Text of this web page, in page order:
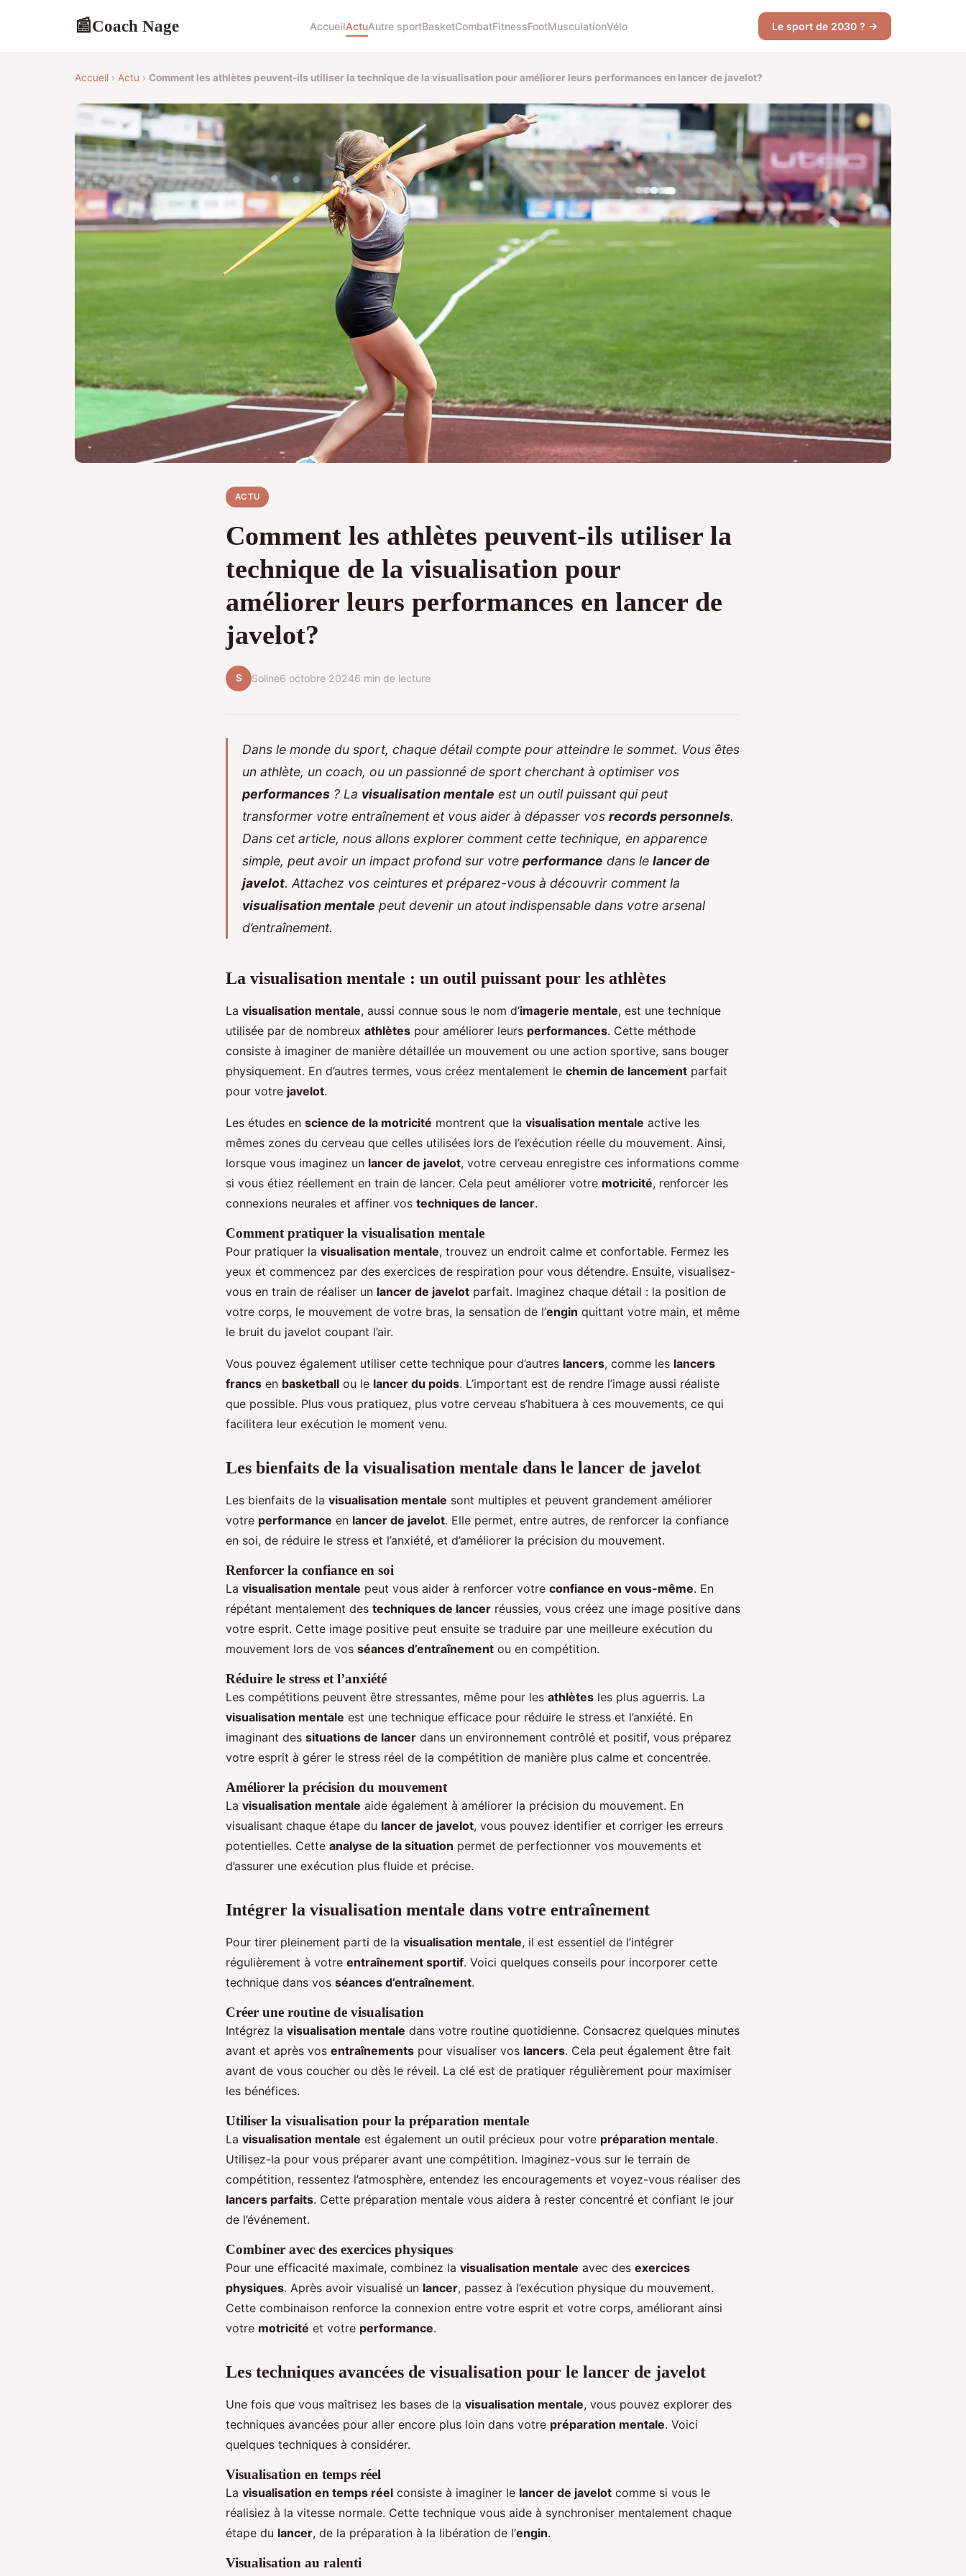
📰Coach Nage AccueilActuAutre sportBasketCombatFitnessFootMusculationVélo Le sport de 2030 ? →
Accueil › Actu › Comment les athlètes peuvent-ils utiliser la technique de la visualisation pour améliorer leurs performances en lancer de javelot?
ACTU
Comment les athlètes peuvent-ils utiliser la
technique de la visualisation pour
améliorer leurs performances en lancer de
javelot?
S Soline6 octobre 20246 min de lecture
Dans le monde du sport, chaque détail compte pour atteindre le sommet. Vous êtes
un athlète, un coach, ou un passionné de sport cherchant à optimiser vos
performances ? La visualisation mentale est un outil puissant qui peut
transformer votre entraînement et vous aider à dépasser vos records personnels.
Dans cet article, nous allons explorer comment cette technique, en apparence
simple, peut avoir un impact profond sur votre performance dans le lancer de
javelot. Attachez vos ceintures et préparez-vous à découvrir comment la
visualisation mentale peut devenir un atout indispensable dans votre arsenal
d’entraînement.
La visualisation mentale : un outil puissant pour les athlètes
La visualisation mentale, aussi connue sous le nom d’imagerie mentale, est une technique
utilisée par de nombreux athlètes pour améliorer leurs performances. Cette méthode
consiste à imaginer de manière détaillée un mouvement ou une action sportive, sans bouger
physiquement. En d’autres termes, vous créez mentalement le chemin de lancement parfait
pour votre javelot.
Les études en science de la motricité montrent que la visualisation mentale active les
mêmes zones du cerveau que celles utilisées lors de l’exécution réelle du mouvement. Ainsi,
lorsque vous imaginez un lancer de javelot, votre cerveau enregistre ces informations comme
si vous étiez réellement en train de lancer. Cela peut améliorer votre motricité, renforcer les
connexions neurales et affiner vos techniques de lancer.
Comment pratiquer la visualisation mentale
Pour pratiquer la visualisation mentale, trouvez un endroit calme et confortable. Fermez les
yeux et commencez par des exercices de respiration pour vous détendre. Ensuite, visualisez-
vous en train de réaliser un lancer de javelot parfait. Imaginez chaque détail : la position de
votre corps, le mouvement de votre bras, la sensation de l’engin quittant votre main, et même
le bruit du javelot coupant l’air.
Vous pouvez également utiliser cette technique pour d’autres lancers, comme les lancers
francs en basketball ou le lancer du poids. L’important est de rendre l’image aussi réaliste
que possible. Plus vous pratiquez, plus votre cerveau s’habituera à ces mouvements, ce qui
facilitera leur exécution le moment venu.
Les bienfaits de la visualisation mentale dans le lancer de javelot
Les bienfaits de la visualisation mentale sont multiples et peuvent grandement améliorer
votre performance en lancer de javelot. Elle permet, entre autres, de renforcer la confiance
en soi, de réduire le stress et l’anxiété, et d’améliorer la précision du mouvement.
Renforcer la confiance en soi
La visualisation mentale peut vous aider à renforcer votre confiance en vous-même. En
répétant mentalement des techniques de lancer réussies, vous créez une image positive dans
votre esprit. Cette image positive peut ensuite se traduire par une meilleure exécution du
mouvement lors de vos séances d’entraînement ou en compétition.
Réduire le stress et l’anxiété
Les compétitions peuvent être stressantes, même pour les athlètes les plus aguerris. La
visualisation mentale est une technique efficace pour réduire le stress et l’anxiété. En
imaginant des situations de lancer dans un environnement contrôlé et positif, vous préparez
votre esprit à gérer le stress réel de la compétition de manière plus calme et concentrée.
Améliorer la précision du mouvement
La visualisation mentale aide également à améliorer la précision du mouvement. En
visualisant chaque étape du lancer de javelot, vous pouvez identifier et corriger les erreurs
potentielles. Cette analyse de la situation permet de perfectionner vos mouvements et
d’assurer une exécution plus fluide et précise.
Intégrer la visualisation mentale dans votre entraînement
Pour tirer pleinement parti de la visualisation mentale, il est essentiel de l’intégrer
régulièrement à votre entraînement sportif. Voici quelques conseils pour incorporer cette
technique dans vos séances d’entraînement.
Créer une routine de visualisation
Intégrez la visualisation mentale dans votre routine quotidienne. Consacrez quelques minutes
avant et après vos entraînements pour visualiser vos lancers. Cela peut également être fait
avant de vous coucher ou dès le réveil. La clé est de pratiquer régulièrement pour maximiser
les bénéfices.
Utiliser la visualisation pour la préparation mentale
La visualisation mentale est également un outil précieux pour votre préparation mentale.
Utilisez-la pour vous préparer avant une compétition. Imaginez-vous sur le terrain de
compétition, ressentez l’atmosphère, entendez les encouragements et voyez-vous réaliser des
lancers parfaits. Cette préparation mentale vous aidera à rester concentré et confiant le jour
de l’événement.
Combiner avec des exercices physiques
Pour une efficacité maximale, combinez la visualisation mentale avec des exercices
physiques. Après avoir visualisé un lancer, passez à l’exécution physique du mouvement.
Cette combinaison renforce la connexion entre votre esprit et votre corps, améliorant ainsi
votre motricité et votre performance.
Les techniques avancées de visualisation pour le lancer de javelot
Une fois que vous maîtrisez les bases de la visualisation mentale, vous pouvez explorer des
techniques avancées pour aller encore plus loin dans votre préparation mentale. Voici
quelques techniques à considérer.
Visualisation en temps réel
La visualisation en temps réel consiste à imaginer le lancer de javelot comme si vous le
réalisiez à la vitesse normale. Cette technique vous aide à synchroniser mentalement chaque
étape du lancer, de la préparation à la libération de l’engin.
Visualisation au ralenti